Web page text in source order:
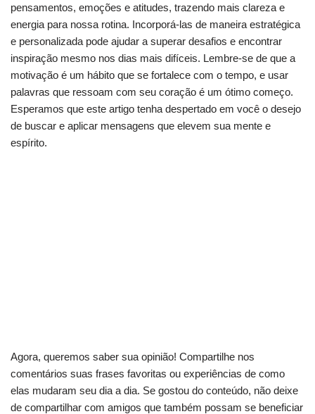
pensamentos, emoções e atitudes, trazendo mais clareza e
energia para nossa rotina. Incorporá-las de maneira estratégica
e personalizada pode ajudar a superar desafios e encontrar
inspiração mesmo nos dias mais difíceis. Lembre-se de que a
motivação é um hábito que se fortalece com o tempo, e usar
palavras que ressoam com seu coração é um ótimo começo.
Esperamos que este artigo tenha despertado em você o desejo
de buscar e aplicar mensagens que elevem sua mente e
espírito.
Agora, queremos saber sua opinião! Compartilhe nos
comentários suas frases favoritas ou experiências de como
elas mudaram seu dia a dia. Se gostou do conteúdo, não deixe
de compartilhar com amigos que também possam se beneficiar